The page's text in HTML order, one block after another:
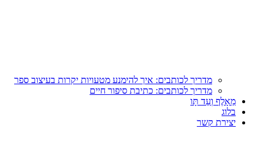
מדריך לכותבים: איך להימנע מטעויות יקרות בעיצוב ספר
מדריך לכותבים: כתיבת סיפור חיים
מֵאָלֶף וְעַד תָּו
בלוג
יצירת קשר